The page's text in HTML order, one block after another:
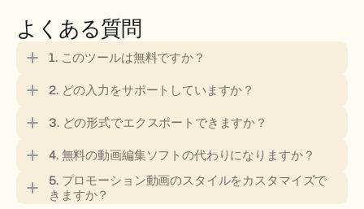
よくある質問
1. このツールは無料ですか？
2. どの入力をサポートしていますか？
3. どの形式でエクスポートできますか？
4. 無料の動画編集ソフトの代わりになりますか？
5. プロモーション動画のスタイルをカスタマイズで
きますか？